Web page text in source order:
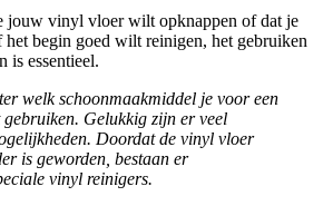
jouw vinyl vloer wilt opknappen of dat je
begin goed wilt reinigen, het gebruiken
is essentieel.
welk schoonmaakmiddel je voor een
Gelukkig zijn er veel
Doordat de vinyl vloer
is geworden, bestaan er
vinyl reinigers.